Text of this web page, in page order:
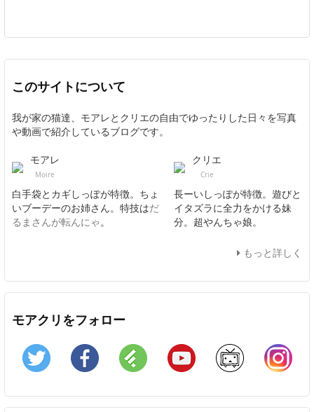
このサイトについて
我が家の猫達、モアレとクリエの自由でゆったりした日々を写真
や動画で紹介しているブログです。
モアレ
Moire
白手袋とカギしっぽが特徴。ちょ
いブーデーのお姉さん。特技はだ
るまさんが転んにゃ。
クリエ
Crie
長ーいしっぽが特徴。遊びと
イタズラに全力をかける妹
分。超やんちゃ娘。
もっと詳しく
モアクリをフォロー
Twitter Facebook Feedly YouTube ニコニコ動画